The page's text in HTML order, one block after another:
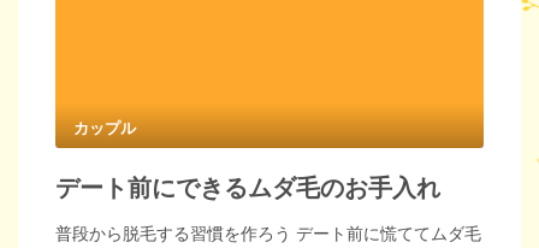
カップル
デート前にできるムダ毛のお手入れ
普段から脱毛する習慣を作ろう デート前に慌ててムダ毛